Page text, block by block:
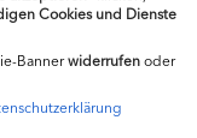
Cookies und Dienste
Bannerwiderrufenoder